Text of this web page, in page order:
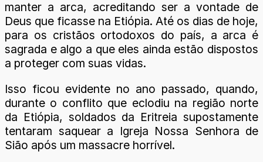
manter a arca, acreditando ser a vontade de
Deus que ficasse na Etiópia. Até os dias de hoje,
para os cristãos ortodoxos do país, a arca é
sagrada e algo a que eles ainda estão dispostos
a proteger com suas vidas.
Isso ficou evidente no ano passado, quando,
durante o conflito que eclodiu na região norte
da Etiópia, soldados da Eritreia supostamente
tentaram saquear a Igreja Nossa Senhora de
Sião após um massacre horrível.